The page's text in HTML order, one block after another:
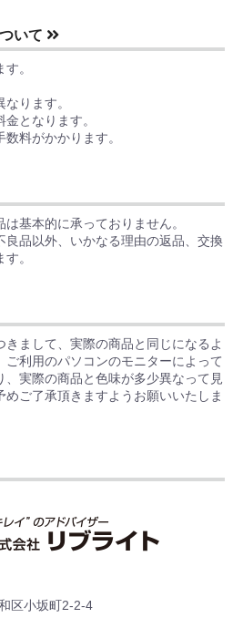
いて
。
ります。
となります。
料がかかります。
基本的に承っておりません。
良品以外、いかなる理由の返品、交換
。
まして、実際の商品と同じになるよ
ご利用のパソコンのモニターによって
実際の商品と色味が多少異なって見
めご了承頂きますようお願いいたしま
区小坂町2-2-4